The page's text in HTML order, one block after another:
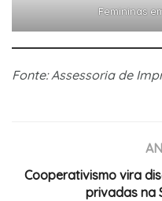
Femininas
Fonte: Assessoria de
Cooperativismo vira
privadas na